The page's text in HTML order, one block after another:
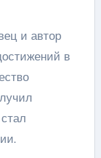
и автор
в